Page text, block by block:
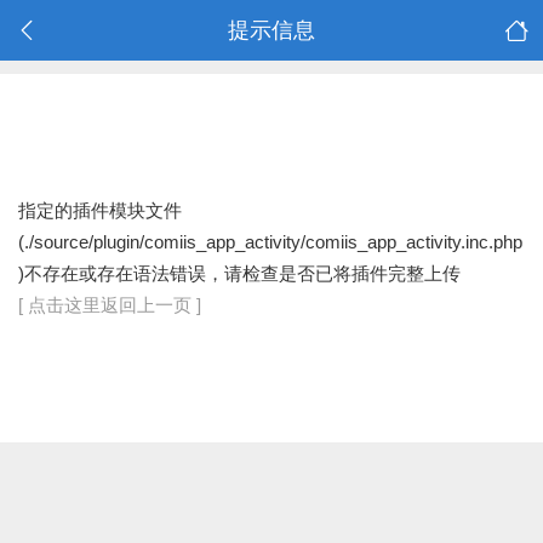
提示信息
指定的插件模块文件
(./source/plugin/comiis_app_activity/comiis_app_activity.inc.php
)不存在或存在语法错误，请检查是否已将插件完整上传
[ 点击这里返回上一页 ]